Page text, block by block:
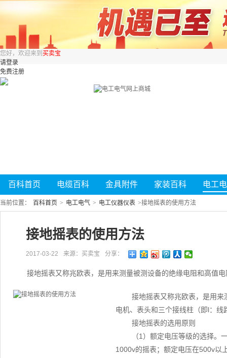
您好，欢迎来到 买卖宝
请登录
免费注册
百科首页 电缆百科 金具附件 家装百科 电工
当前位置： 百科首页 > 电工电气 > 电工仪器仪表 >接地摇表的使用方法
接地摇表的使用方法
2017-03-22 来源：买卖宝 分享：
接地摇表又称兆欧表，是用来测量被测设备的绝缘电阻和高值
接地摇表又称兆欧表，是用
电机、表头和三个接线柱（即l：
接地摇表的选用原则
（1）额定电压等级的选择
1000v的摇表；额定电压在500v以